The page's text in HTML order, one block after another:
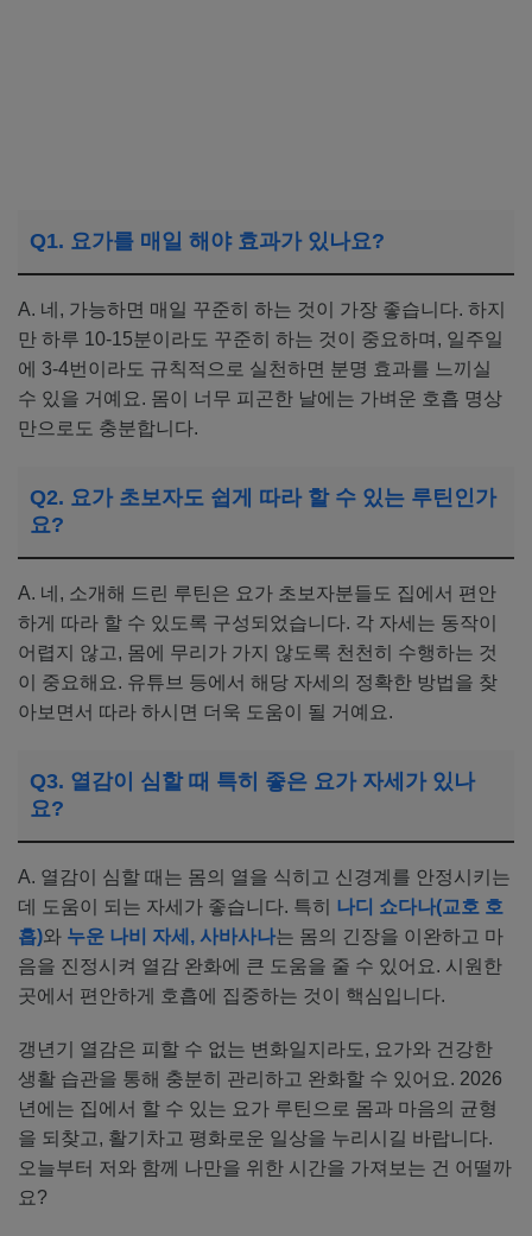
Q1. 요가를 매일 해야 효과가 있나요?
A. 네, 가능하면 매일 꾸준히 하는 것이 가장 좋습니다. 하지
만 하루 10-15분이라도 꾸준히 하는 것이 중요하며, 일주일
에 3-4번이라도 규칙적으로 실천하면 분명 효과를 느끼실
수 있을 거예요. 몸이 너무 피곤한 날에는 가벼운 호흡 명상
만으로도 충분합니다.
Q2. 요가 초보자도 쉽게 따라 할 수 있는 루틴인가
요?
A. 네, 소개해 드린 루틴은 요가 초보자분들도 집에서 편안
하게 따라 할 수 있도록 구성되었습니다. 각 자세는 동작이
어렵지 않고, 몸에 무리가 가지 않도록 천천히 수행하는 것
이 중요해요. 유튜브 등에서 해당 자세의 정확한 방법을 찾
아보면서 따라 하시면 더욱 도움이 될 거예요.
Q3. 열감이 심할 때 특히 좋은 요가 자세가 있나
요?
A. 열감이 심할 때는 몸의 열을 식히고 신경계를 안정시키는
데 도움이 되는 자세가 좋습니다. 특히 나디 쇼다나(교호 호
흡)와 누운 나비 자세, 사바사나는 몸의 긴장을 이완하고 마
음을 진정시켜 열감 완화에 큰 도움을 줄 수 있어요. 시원한
곳에서 편안하게 호흡에 집중하는 것이 핵심입니다.
갱년기 열감은 피할 수 없는 변화일지라도, 요가와 건강한
생활 습관을 통해 충분히 관리하고 완화할 수 있어요. 2026
년에는 집에서 할 수 있는 요가 루틴으로 몸과 마음의 균형
을 되찾고, 활기차고 평화로운 일상을 누리시길 바랍니다.
오늘부터 저와 함께 나만을 위한 시간을 가져보는 건 어떨까
요?